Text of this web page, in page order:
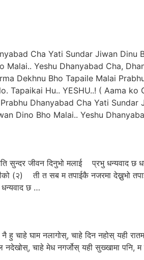
Cha Yati Sundar Jiwan Dinu
Yeshu Dhanyabad Cha,
Dekhnu Bho Tapaile Malai
Tapaikai Hu.. YESHU..! ( Aama
Dhanyabad Cha Yati
Dino Bho Malai.. Yeshu
जीवन दिनुभो मलाई प्रभु धन्यवाद छ
(२) ती त सब म तपाईकै नजरमा देख्नुभो
छ …
घाम नलागोस्, चाहे दिन नहोस् यही
चाहे मेध नगर्जोस् यही सुख्खामा पनि,